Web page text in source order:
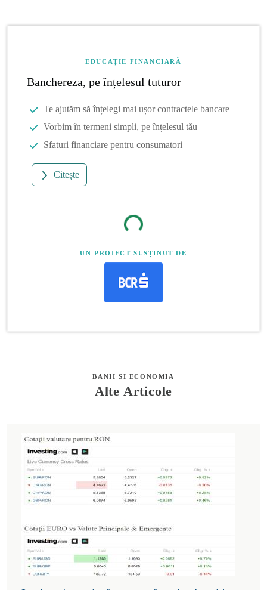
EDUCAȚIE FINANCIARĂ
Banchereza, pe înțelesul tuturor
Te ajutăm să înțelegi mai ușor contractele bancare
Vorbim în termeni simpli, pe înțelesul tău
Sfaturi financiare pentru consumatori
Citește
UN PROIECT SUSȚINUT DE
BANII SI ECONOMIA
Alte Articole